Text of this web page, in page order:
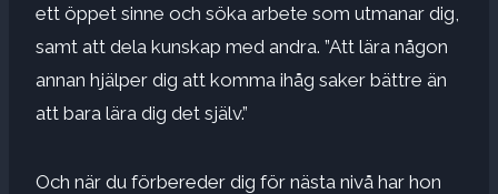
ett öppet sinne och söka arbete som utmanar dig,
samt att dela kunskap med andra. ”Att lära någon
annan hjälper dig att komma ihåg saker bättre än
att bara lära dig det själv.”
Och när du förbereder dig för nästa nivå har hon